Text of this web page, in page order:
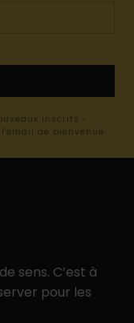
inscrits -
de bienvenue
sens. C’est à
pour les